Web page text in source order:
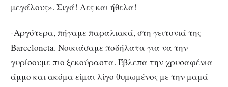
μεγάλους». Σιγά! Λες και ήθελα!
-Αργότερα, πήγαμε παραλιακά, στη γειτονιά της
Barceloneta. Νοικιάσαμε ποδήλατα για να την
γυρίσουμε πιο ξεκούραστα. Έβλεπα την χρυσαφένια
άμμο και ακόμα είμαι λίγο θυμωμένος με την μαμά